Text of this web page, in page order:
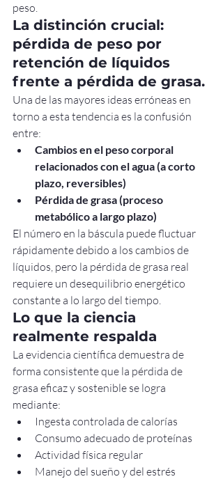
peso.
La distinción crucial:
pérdida de peso por
retención de líquidos
frente a pérdida de grasa.
Una de las mayores ideas erróneas en
torno a esta tendencia es la confusión
entre:
Cambios en el peso corporal
relacionados con el agua (a corto
plazo, reversibles)
Pérdida de grasa (proceso
metabólico a largo plazo)
El número en la báscula puede fluctuar
rápidamente debido a los cambios de
líquidos, pero la pérdida de grasa real
requiere un desequilibrio energético
constante a lo largo del tiempo.
Lo que la ciencia
realmente respalda
La evidencia científica demuestra de
forma consistente que la pérdida de
grasa eficaz y sostenible se logra
mediante:
Ingesta controlada de calorías
Consumo adecuado de proteínas
Actividad física regular
Manejo del sueño y del estrés